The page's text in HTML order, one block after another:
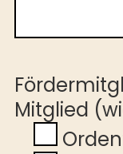
Mitglied